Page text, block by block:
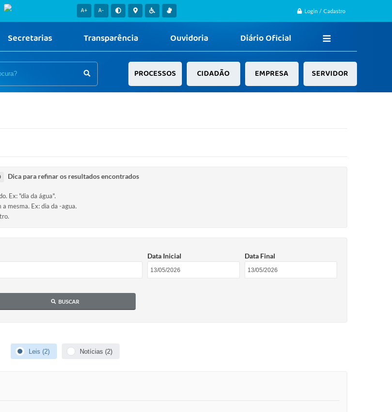
Login / Cadastro
A+ A-
Secretarias Transparência Ouvidoria Diário Oficial
PROCESSOS CIDADÃO EMPRESA SERVIDOR
Dica para refinar os resultados encontrados
Ex: "dia da água".
mesma. Ex: dia da -agua.
Data Inicial Data Final
BUSCAR
Leis (2) Notícias (2)